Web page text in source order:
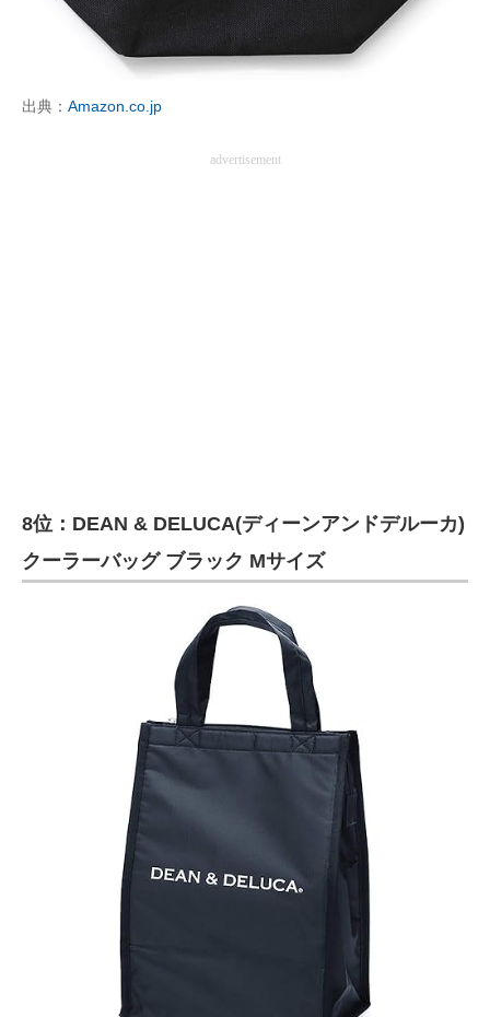
出典： Amazon.co.jp
advertisement
8位：DEAN & DELUCA(ディーンアンドデルーカ)
クーラーバッグ ブラック Mサイズ